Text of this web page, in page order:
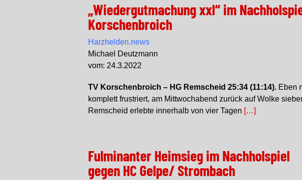
„Wiedergutmachung xxl“ im
Korschenbroich
Harzhelden.news
Michael Deutzmann
vom: 24.3.2022
TV Korschenbroich – HG Remscheid 25:34 (11:14). Eben
komplett frustriert, am Mittwochabend zurück auf Wolke
Remscheid erlebte innerhalb von vier Tagen […]
Fulminanter Heimsieg im Nachholspiel
gegen HC Gelpe/ Strombach